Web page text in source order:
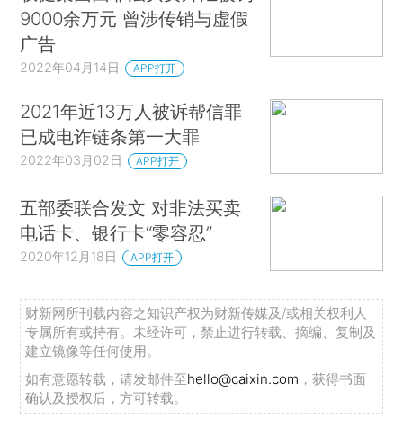
9000余万元 曾涉传销与虚假
广告
2022年04月14日 APP打开
2021年近13万人被诉帮信罪
已成电诈链条第一大罪
2022年03月02日 APP打开
五部委联合发文 对非法买卖
电话卡、银行卡“零容忍”
2020年12月18日 APP打开
财新网所刊载内容之知识产权为财新传媒及/或相关权利人
专属所有或持有。未经许可，禁止进行转载、摘编、复制及
建立镜像等任何使用。
如有意愿转载，请发邮件至hello@caixin.com ，获得书面
确认及授权后，方可转载。